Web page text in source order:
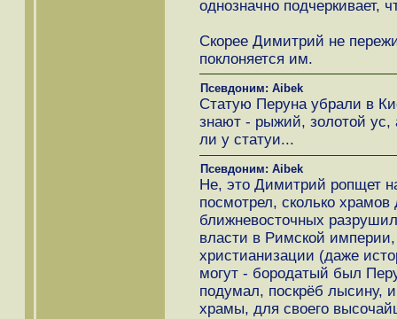
однозначно подчеркивает,
Скорее Димитрий не
поклоняется им.
Псевдоним: Aibek
Статую Перуна убрали в
знают - рыжий, золотой ус,
ли у статуи...
Псевдоним: Aibek
Не, это Димитрий ропщет
посмотрел, сколько храмов
ближневосточных
власти в Римской
христианизации (даже
могут - бородатый был
подумал, поскрёб лысину,
храмы, для своего